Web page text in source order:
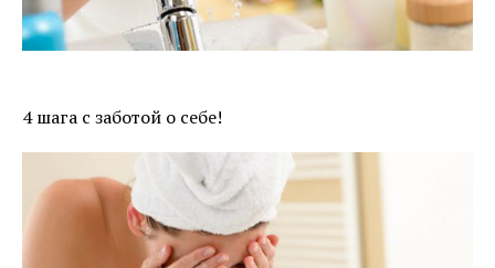
4 шага с заботой о себе!